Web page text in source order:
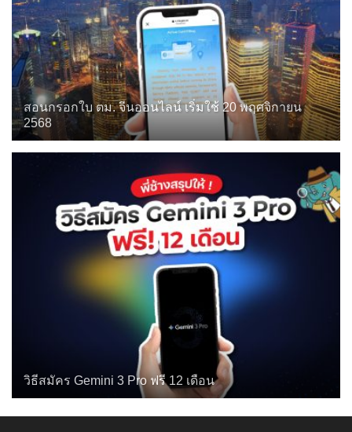
สอนกรอกใบ ตม. จีนออนไลน์ เริ่มใช้ 20 พฤศจิกายน
2568
วิธีสมัคร Gemini 3 Pro ฟรี 12 เดือน